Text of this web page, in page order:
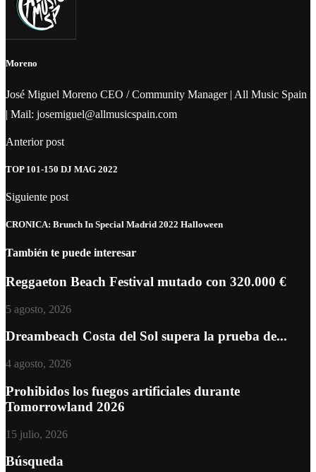
Moreno
José Miguel Moreno CEO / Community Manager | All Music Spain
| Mail: josemiguel@allmusicspain.com
Anterior post
TOP 101-150 DJ MAG 2022
Siguiente post
CRONICA: Brunch In Special Madrid 2022 Halloween
También te puede interesar
Reggaeton Beach Festival mutado con 320.000 €
5 agosto, 2026
Dreambeach Costa del Sol supera la prueba de...
4 agosto, 2026
Prohibidos los fuegos artificiales durante
Tomorrowland 2026
15 julio, 2026
Búsqueda